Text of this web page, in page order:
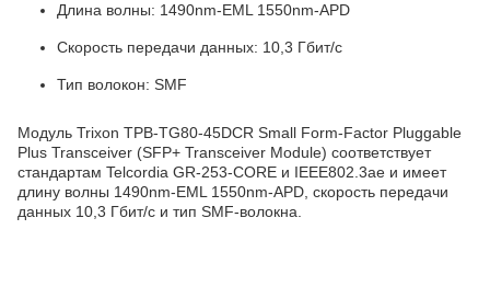
Длина волны: 1490nm-EML 1550nm-APD
Скорость передачи данных: 10,3 Гбит/с
Тип волокон: SMF
Модуль Trixon TPB-TG80-45DCR Small Form-Factor Pluggable
Plus Transceiver (SFP+ Transceiver Module) соответствует
стандартам Telcordia GR-253-CORE и IEEE802.3ae и имеет
длину волны 1490nm-EML 1550nm-APD, скорость передачи
данных 10,3 Гбит/с и тип SMF-волокна.